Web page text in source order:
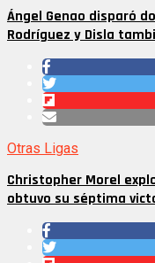
Ángel Genao disparó
Rodríguez y Disla
Otras Ligas
Christopher Morel
obtuvo su séptima